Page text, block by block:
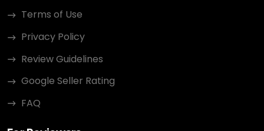
Terms of Use
Privacy Policy
Review Guidelines
Google Seller Rating
FAQ